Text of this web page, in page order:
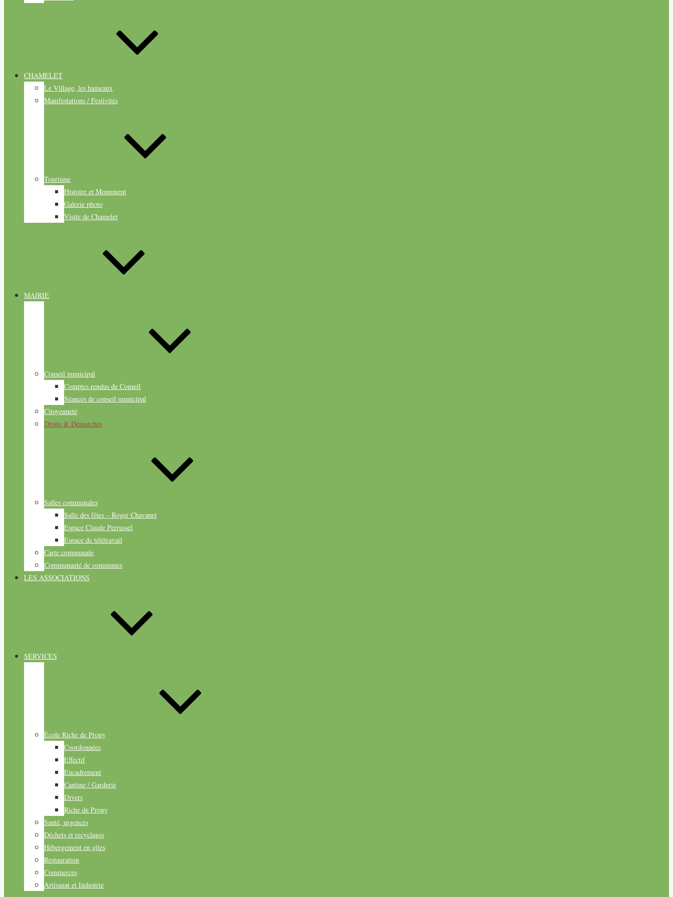
CHAMELET
Le Village, les hameaux
Manifestations / Festivités
Tourisme
Histoire et Monument
Galerie photo
Visite de Chamelet
MAIRIE
Conseil municipal
Comptes rendus de Conseil
Séances de conseil municipal
Citoyenneté
Droits & Démarches
Salles communales
Salle des fêtes – Roger Chavanet
Espace Claude Perrussel
Espace de télétravail
Carte communale
Communauté de communes
LES ASSOCIATIONS
SERVICES
École Riche de Prony
Coordonnées
Effectif
Encadrement
Cantine / Garderie
Divers
Riche de Prony
Santé, urgences
Déchets et recyclages
Hébergement en gîtes
Restauration
Commerces
Artisanat et Industrie